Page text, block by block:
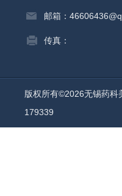
邮箱：
传真：
版权所有©2026无锡药
179339